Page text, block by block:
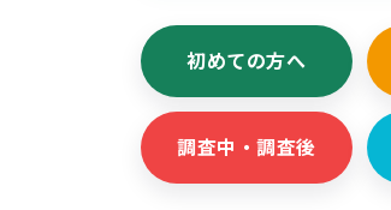
初めての方へ
調査中・調査後